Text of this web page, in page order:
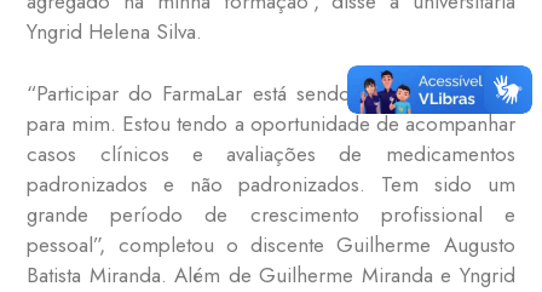
Yngrid Helena Silva.
“Participar do FarmaLar está sendo muito gratificante
para mim. Estou tendo a oportunidade de acompanhar
casos clínicos e avaliações de medicamentos
padronizados e não padronizados. Tem sido um
grande período de crescimento profissional e
pessoal”, completou o discente Guilherme Augusto
Batista Miranda. Além de Guilherme Miranda e Yngrid